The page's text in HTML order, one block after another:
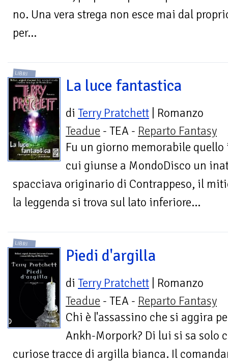
no. Una vera strega non esce mai dal
per...
LIBRI
La luce fantastica
di Terry Pratchett | Romanzo
Teadue - TEA - Reparto Fantasy
Fu un giorno memorabile quello
cui giunse a MondoDisco un
spacciava originario di Contrappeso, il
la leggenda si trova sul lato inferiore...
LIBRI
Piedi d'argilla
di Terry Pratchett | Romanzo
Teadue - TEA - Reparto Fantasy
Chi è l'assassino che si aggira
Ankh-Morpork? Di lui si sa solo
curiose tracce di argilla bianca. Il